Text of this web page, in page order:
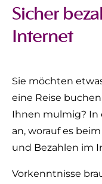
Sicher
Internet
Sie möchten
eine Reise
Ihnen mulmig? In
an, worauf es
und Bezahlen im
Vorkenntnisse